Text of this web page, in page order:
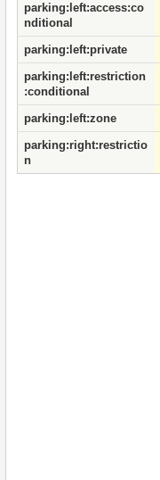
parking:left:access:co
nditional
parking:left:private
parking:left:restriction
:conditional
parking:left:zone
parking:right:restrictio
n